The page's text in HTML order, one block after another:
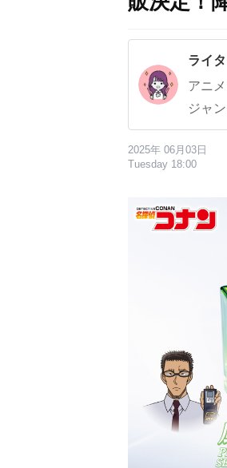
ライタ
アニ
ジャ
2025年 06月03日
Tuesday 18:00